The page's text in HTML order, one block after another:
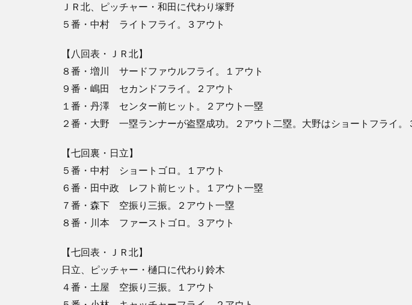
ＪＲ北、ピッチャー・和田に代わり塚野
５番・中村 ライトフライ。３アウト
【八回表・ＪＲ北】
８番・増川 サードファウルフライ。１アウト
９番・嶋田 セカンドフライ。２アウト
１番・丹澤 センター前ヒット。２アウト一塁
２番・大野 一塁ランナーが盗塁成功。２アウト二塁。大野はショートフライ。
【七回裏・日立】
５番・中村 ショートゴロ。１アウト
６番・田中政 レフト前ヒット。１アウト一塁
７番・森下 空振り三振。２アウト一塁
８番・川本 ファーストゴロ。３アウト
【七回表・ＪＲ北】
日立、ピッチャー・樋口に代わり鈴木
４番・土屋 空振り三振。１アウト